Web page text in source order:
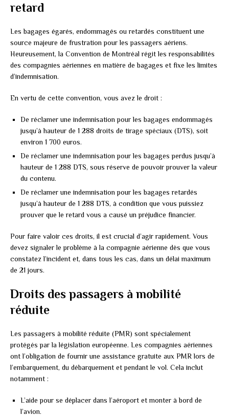
retard
Les bagages égarés, endommagés ou retardés constituent une
source majeure de frustration pour les passagers aériens.
Heureusement, la Convention de Montréal régit les responsabilités
des compagnies aériennes en matière de bagages et fixe les limites
d’indemnisation.
En vertu de cette convention, vous avez le droit :
De réclamer une indemnisation pour les bagages endommagés
jusqu’à hauteur de 1 288 droits de tirage spéciaux (DTS), soit
environ 1 700 euros.
De réclamer une indemnisation pour les bagages perdus jusqu’à
hauteur de 1 288 DTS, sous réserve de pouvoir prouver la valeur
du contenu.
De réclamer une indemnisation pour les bagages retardés
jusqu’à hauteur de 1 288 DTS, à condition que vous puissiez
prouver que le retard vous a causé un préjudice financier.
Pour faire valoir ces droits, il est crucial d’agir rapidement. Vous
devez signaler le problème à la compagnie aérienne dès que vous
constatez l’incident et, dans tous les cas, dans un délai maximum
de 21 jours.
Droits des passagers à mobilité
réduite
Les passagers à mobilité réduite (PMR) sont spécialement
protégés par la législation européenne. Les compagnies aériennes
ont l’obligation de fournir une assistance gratuite aux PMR lors de
l’embarquement, du débarquement et pendant le vol. Cela inclut
notamment :
L’aide pour se déplacer dans l’aéroport et monter à bord de
l’avion.